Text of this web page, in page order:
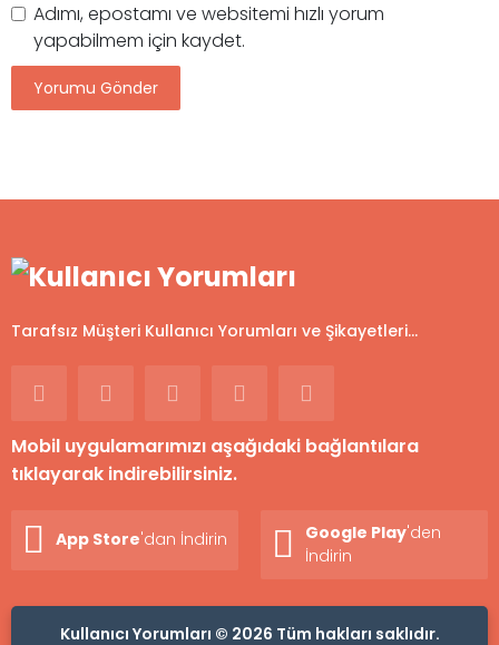
Adımı, epostamı ve websitemi hızlı yorum
yapabilmem için kaydet.
Tarafsız Müşteri Kullanıcı Yorumları ve Şikayetleri...
Mobil uygulamarımızı aşağıdaki bağlantılara
tıklayarak indirebilirsiniz.
App Store'dan İndirin Google Play'den
İndirin
Kullanıcı Yorumları © 2026 Tüm hakları saklıdır.